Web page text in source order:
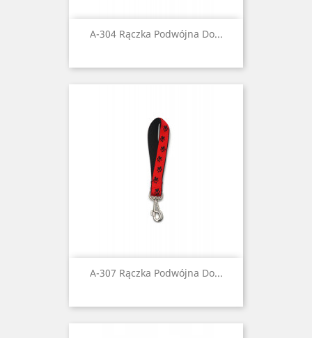
A-304 Rączka Podwójna Do...
A-307 Rączka Podwójna Do...